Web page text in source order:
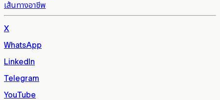
เส้นทางอาชีพ
X
WhatsApp
LinkedIn
Telegram
YouTube